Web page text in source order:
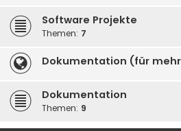
Software Projekte
Themen: 7
Dokumentation (für
Dokumentation
Themen: 9